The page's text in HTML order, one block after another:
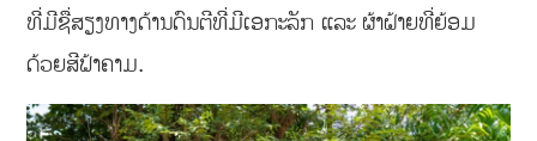
ທີ່ມີຊື່ສຽງທາງດ້ານດົນຕີທີ່ມີເອກະລັກ ແລະ ຜ້າຝ້າຍທີ່ຍ້ອມ
ດ້ວຍສີຟ້າຄາມ.